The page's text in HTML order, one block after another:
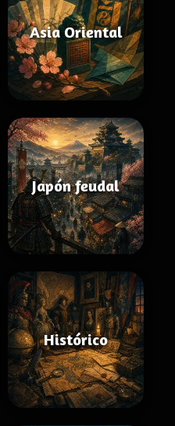
Asia Oriental
Japón feudal
Histórico